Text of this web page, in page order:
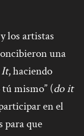
los artistas
una
, haciendo
mismo” (do it
en el
para que